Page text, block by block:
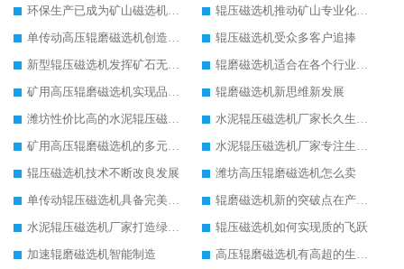
环保生产已成为矿山磁选机机械的未来发展趋势
辊压磁选机推动矿山专业化发展
单传动高压辊磨磁选机创造更高价值
辊压磁选机受众多客户追捧
新型辊压磁选机发挥矿石无限潜力
辊磨磁选机适合在各个行业生产使用
矿用高压辊磨磁选机实现品质革命生产
辊磨磁选机新思维新发展
潍坊性价比高的水泥辊压磁选机厂家
水泥辊压磁选机厂家长久生存的关键
矿用高压辊磨磁选机的多元化发展道路
水泥辊压磁选机厂家专注生产国际领先设备
辊压磁选机技术不断改良发展
潍坊高压辊磨磁选机怎么卖
单传动辊压磁选机具备完美工作性能
辊磨磁选机新的突破点在产品质量
水泥辊压磁选机厂家打造绿色生产线
辊压磁选机如何实现质的飞跃
加速辊磨磁选机智能制造
高压辊磨磁选机有高超的生产技术